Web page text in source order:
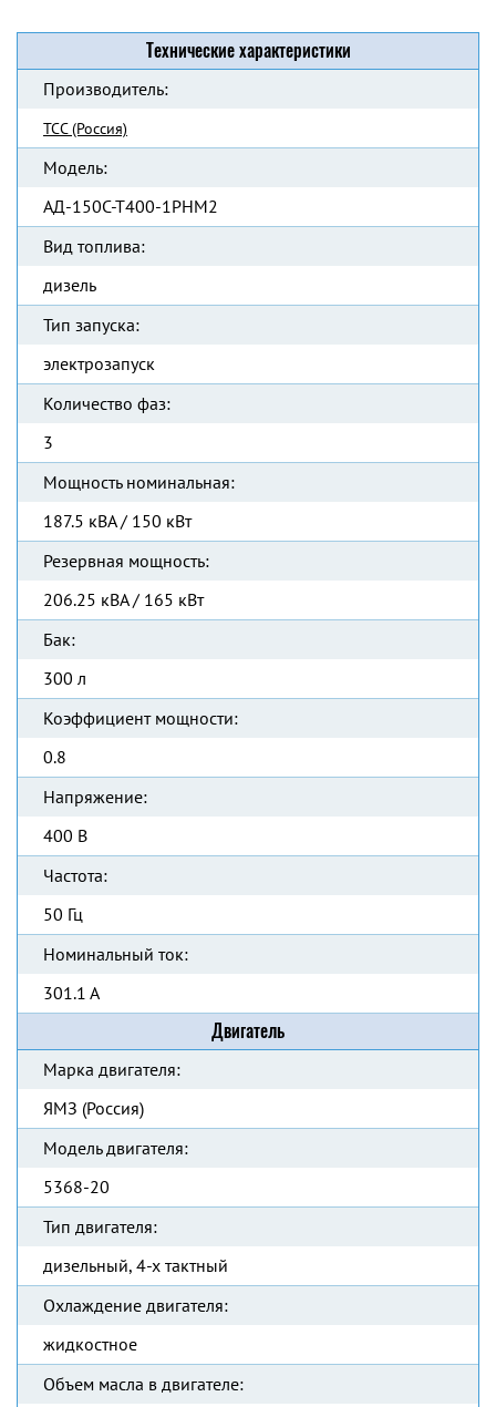
Технические характеристики
Производитель:
ТСС (Россия)
Модель:
АД-150С-Т400-1РНМ2
Вид топлива:
дизель
Тип запуска:
электрозапуск
Количество фаз:
3
Мощность номинальная:
187.5 кВА / 150 кВт
Резервная мощность:
206.25 кВА / 165 кВт
Бак:
300 л
Коэффициент мощности:
0.8
Напряжение:
400 В
Частота:
50 Гц
Номинальный ток:
301.1 А
Двигатель
Марка двигателя:
ЯМЗ (Россия)
Модель двигателя:
5368-20
Тип двигателя:
дизельный, 4-х тактный
Охлаждение двигателя:
жидкостное
Объем масла в двигателе: